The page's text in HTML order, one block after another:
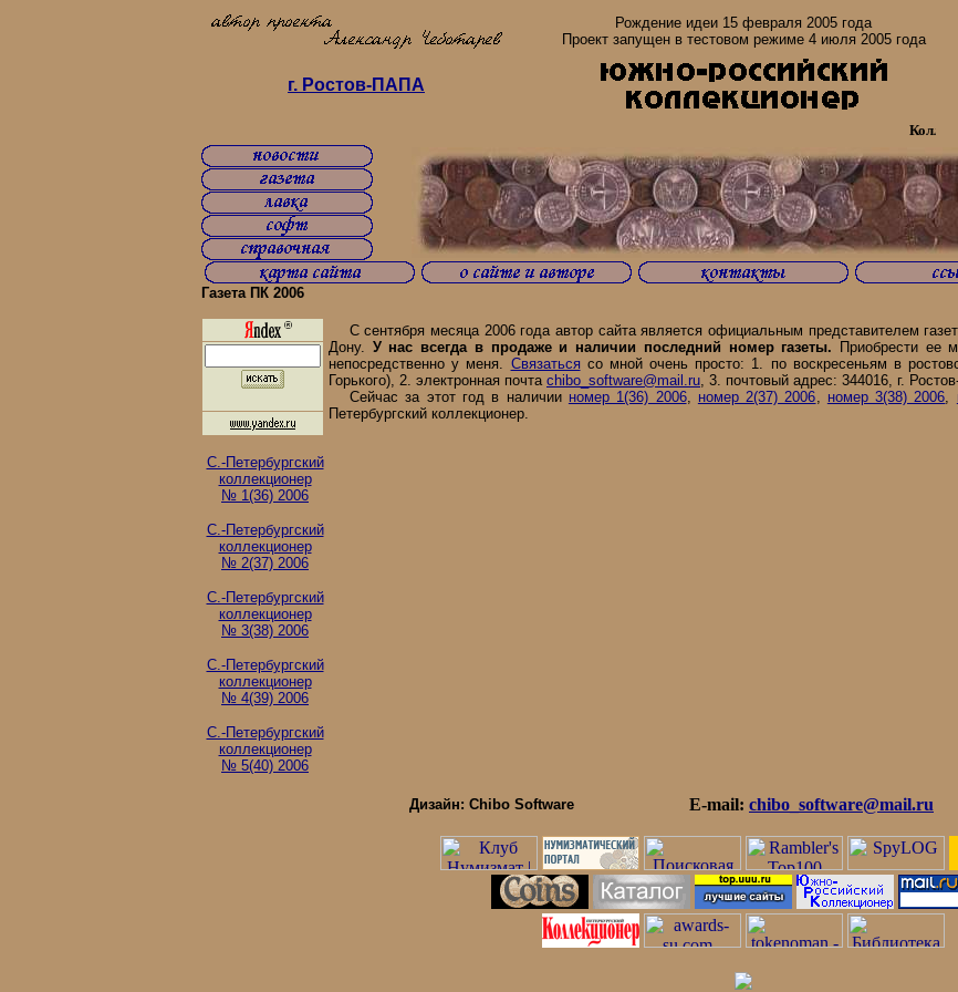
Рождение идеи 15 февраля 2005 года
Проект запущен в тестовом режиме 4 июля 2005 года
г. Ростов-ПАПА
Газета ПК 2006
С.-Петербургский
коллекционер
№ 1(36) 2006
С.-Петербургский
коллекционер
№ 2(37) 2006
С.-Петербургский
коллекционер
№ 3(38) 2006
С.-Петербургский
коллекционер
№ 4(39) 2006
С.-Петербургский
коллекционер
№ 5(40) 2006
С сентября месяца 2006 года автор сайта является официальным представителем
Дону. У нас всегда в продаже и наличии последний номер газеты. Приобрести ее
непосредственно у меня. Связатьсясо мной очень просто: 1. по воскресеньям в
Горького), 2. электронная почта chibo_software@mail.ru, 3. почтовый адрес: 344016, г.
Сейчас за этот год в наличии номер 1(36) 2006, номер 2(37) 2006, номер 3(38) 2006,
Петербургский коллекционер.
Дизайн: Chibo Software E-mail: chibo_software@mail.ru